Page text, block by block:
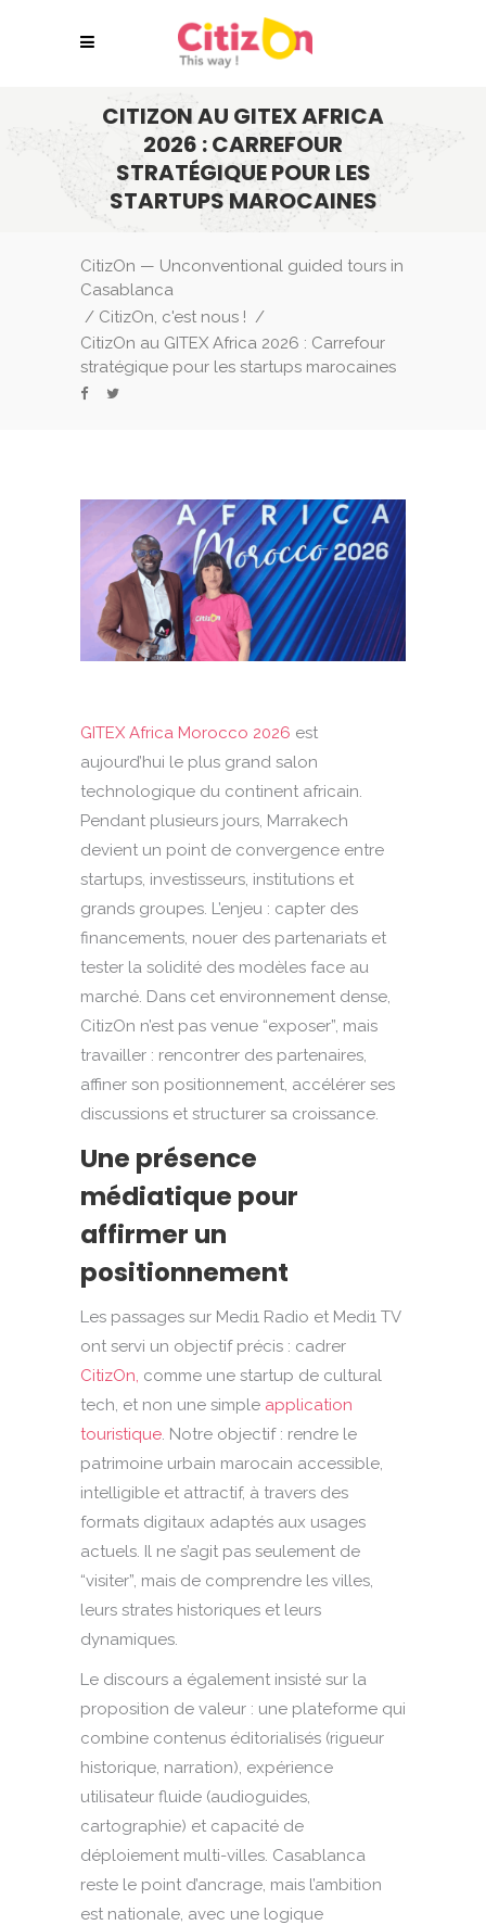
CITIZON AU GITEX AFRICA
2026 : CARREFOUR
STRATÉGIQUE POUR LES
STARTUPS MAROCAINES
CitizOn — Unconventional guided tours in
Casablanca
/ CitizOn, c'est nous ! /
CitizOn au GITEX Africa 2026 : Carrefour
stratégique pour les startups marocaines
GITEX Africa Morocco 2026 est
aujourd’hui le plus grand salon
technologique du continent africain.
Pendant plusieurs jours, Marrakech
devient un point de convergence entre
startups, investisseurs, institutions et
grands groupes. L’enjeu : capter des
financements, nouer des partenariats et
tester la solidité des modèles face au
marché. Dans cet environnement dense,
CitizOn n’est pas venue “exposer”, mais
travailler : rencontrer des partenaires,
affiner son positionnement, accélérer ses
discussions et structurer sa croissance.
Une présence
médiatique pour
affirmer un
positionnement
Les passages sur Medi1 Radio et Medi1 TV
ont servi un objectif précis : cadrer
CitizOn, comme une startup de cultural
tech, et non une simple application
touristique. Notre objectif : rendre le
patrimoine urbain marocain accessible,
intelligible et attractif, à travers des
formats digitaux adaptés aux usages
actuels. Il ne s’agit pas seulement de
“visiter”, mais de comprendre les villes,
leurs strates historiques et leurs
dynamiques.
Le discours a également insisté sur la
proposition de valeur : une plateforme qui
combine contenus éditorialisés (rigueur
historique, narration), expérience
utilisateur fluide (audioguides,
cartographie) et capacité de
déploiement multi-villes. Casablanca
reste le point d’ancrage, mais l’ambition
est nationale, avec une logique